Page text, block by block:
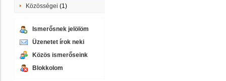
Közösségei (1)
Ismerősnek jelölöm
Üzenetet írok neki
Közös ismerőseink
Blokkolom